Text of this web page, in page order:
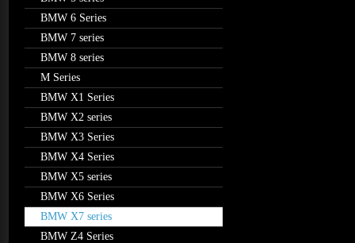
BMW 6 Series
BMW 7 series
BMW 8 series
M Series
BMW X1 Series
BMW X2 series
BMW X3 Series
BMW X4 Series
BMW X5 series
BMW X6 Series
BMW X7 series
BMW Z4 Series